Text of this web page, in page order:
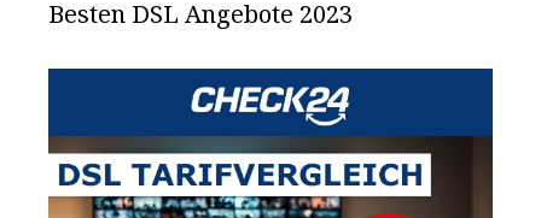
Besten DSL Angebote 2023